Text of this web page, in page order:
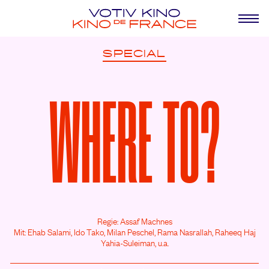
SPECIAL
WHERE TO?
Regie: Assaf Machnes
Mit: Ehab Salami, Ido Tako, Milan Peschel, Rama Nasrallah, Raheeq Haj
Yahia-Suleiman, u.a.